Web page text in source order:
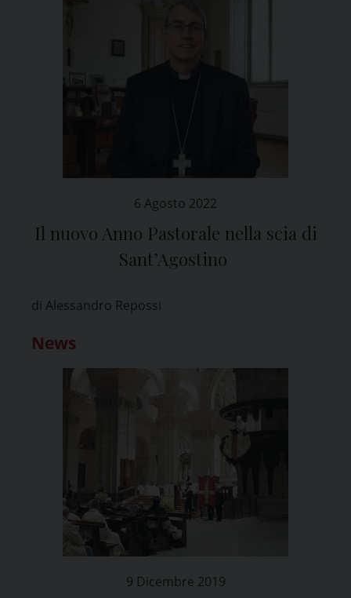
6 Agosto 2022
Il nuovo Anno Pastorale nella scia di
Sant’Agostino
di Alessandro Repossi
News
9 Dicembre 2019